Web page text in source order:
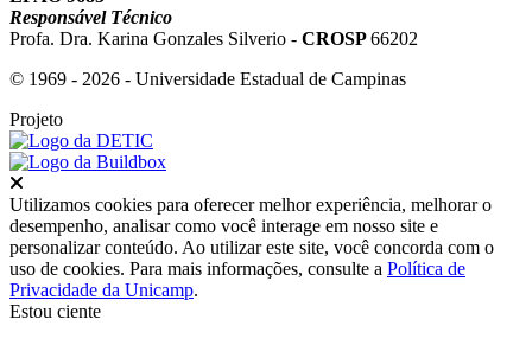
Responsável Técnico
Profa. Dra. Karina Gonzales Silverio - CROSP66202
© 1969 - 2026 - Universidade Estadual de Campinas
Projeto
Utilizamos cookies para oferecer melhor experiência, melhorar o
desempenho, analisar como você interage em nosso site e
personalizar conteúdo. Ao utilizar este site, você concorda com o
uso de cookies. Para mais informações, consulte a Política de
Privacidade da Unicamp.
Estou ciente